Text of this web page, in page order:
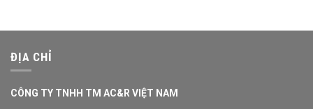
ĐỊA CHỈ
CÔNG TY TNHH TM AC&R VIỆT NAM